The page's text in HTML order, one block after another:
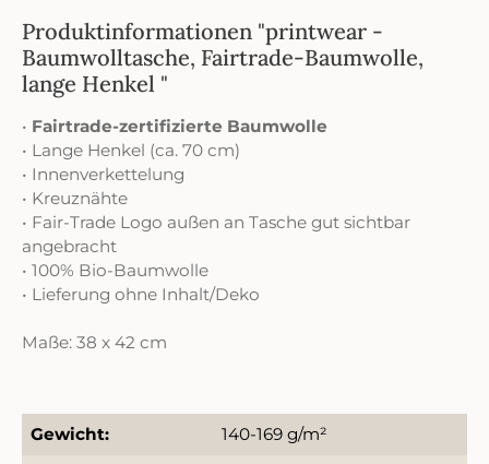
Produktinformationen "printwear -
Baumwolltasche, Fairtrade-Baumwolle,
lange Henkel "
• Fairtrade-zertifizierte Baumwolle
• Lange Henkel (ca. 70 cm)
• Innenverkettelung
• Kreuznähte
• Fair-Trade Logo außen an Tasche gut sichtbar
angebracht
• 100% Bio-Baumwolle
• Lieferung ohne Inhalt/Deko
Maße: 38 x 42 cm
Gewicht:
140-169 g/m²